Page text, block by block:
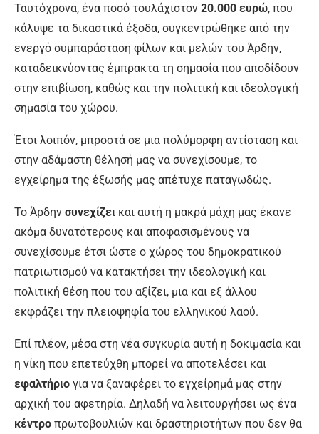
Ταυτόχρονα, ένα ποσό τουλάχιστον 20.000 ευρώ, που
κάλυψε τα δικαστικά έξοδα, συγκεντρώθηκε από την
ενεργό συμπαράσταση φίλων και μελών του Άρδην,
καταδεικνύοντας έμπρακτα τη σημασία που αποδίδουν
στην επιβίωση, καθώς και την πολιτική και ιδεολογική
σημασία του χώρου.
Έτσι λοιπόν, μπροστά σε μια πολύμορφη αντίσταση και
στην αδάμαστη θέλησή μας να συνεχίσουμε, το
εγχείρημα της έξωσής μας απέτυχε παταγωδώς.
Το Άρδην συνεχίζει και αυτή η μακρά μάχη μας έκανε
ακόμα δυνατότερους και αποφασισμένους να
συνεχίσουμε έτσι ώστε ο χώρος του δημοκρατικού
πατριωτισμού να κατακτήσει την ιδεολογική και
πολιτική θέση που του αξίζει, μια και εξ άλλου
εκφράζει την πλειοψηφία του ελληνικού λαού.
Επί πλέον, μέσα στη νέα συγκυρία αυτή η δοκιμασία και
η νίκη που επετεύχθη μπορεί να αποτελέσει και
εφαλτήριο για να ξαναφέρει το εγχείρημά μας στην
αρχική του αφετηρία. Δηλαδή να λειτουργήσει ως ένα
κέντρο πρωτοβουλιών και δραστηριοτήτων που δεν θα